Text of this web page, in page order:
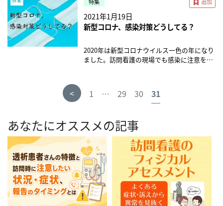
に対し、すべて法人側で費用を負担し、研修
として行っています。。留学といっても長い
期間ではなくて1泊2日から長くて1週間程度
相手もだんだん減ってきます。どうやって後
輩や周りの人たちを支援していくといいの
うな立場の人とディスカッションする、ある
いはこんなやり方があるのかと感じて帰って
が、そういった体験をして帰ってきます。 ち
なみにこれは余談ですが、一番人気の交換留
学先は沖縄です(笑) ―そのほかに、社内で取
り組まれている学習支援はありますか？ 岩
本：学習教育に関しては、社内の専門家によ
るEラーニングを展開しています。こちらが
その内容の例です。 ・精神看護の専門看護師
による「在宅ケアでの精神看護」 ・小児看護
学における博士課程進学者による「在宅ケア
た後の行動に至る部分まで、細かに設計して
います。 これらをグループ全体で活用してい
くことで、他の地域でもホームページから見
ような採用支援を行っています。 若手訪問看
護師の教育制度 岩本： 訪問看護に初めて従
事する看護師がほとんどなので、導入として
護にはどういう価値があるのか について、き
ちんと理解してもらいます。 学習期間として
して、標準的な学習の期間としています。た
だし、私たちは沖縄、福岡、一関など地方に
も拠点があるため、新人が入った時に1か所
に新人を集めて研修をすることは難しいで
す。 そのため、学習はすべて学研メディカル
さんと一緒に開発したEラーニングで標準的
な学習ができる体制を組んでいます。このE
ラーニングですべての理解や実践、心構えが
できるのかというと、そういうではありませ
ことも、介護サービス全体で義務化される予
定です。近年台風や大雪等の被害が増えてい
ますが、新型コロナウイルス感染症も、その
ションの災害時の動きを見直す機会になりそ
うです。また、テレビ電話等を活用しての会
議開催が認められるようになります。 従来の
め、いわゆる「密」になりやすい状況です。
密を避けるためにも、オンライン会議の推進
です。詳しくはこちらのコラムをご覧くださ
い。 関連記事：令和3年介護報酬改定ピック
アップ 【訪問看護ステーション】重度者対応
は拡充、前途多難なリハビリ型 介護施設での
看取りをさらに推進、ACPの取り組み促す 診
療報酬：オンライン化が加速する傾向に 緊急
事態宣言後の2020年4月10日、情報通信機器
を用いた非対面の診療行為、いわゆるオンラ
イン診療について、医師の判断により「初診
す。「見える事例検討会」は医療面に偏りが
ちな医療者の視点に対し、ケアマネジャーな
ど他の職種は社会面や経済面など異なった切
合う関係性に気づくことができます。また、
自分の事業所はこんな思いで訪問看護をして
います、と地域の方々に知ってもらう場にも
いうカフェ運営、地域の見守りネットワーク
「みま〜も」の活動など、幅広く活動してい
護だけでは繋がれないような方と繋がること
もでき、自然とファンが生まれるのです。詳
しくはこちらの取材記事をご覧ください。地
域の強みを活かし合う「見える事例検討会」
とは（野花ヘルスプロモート 冨田昌秀） 住
民同士が支え合える環境づくりも、看護のひ
とつ ビュートゾルフ柏（千葉県柏市）では、
地域住民を巻き込んでコミュニティカフェの
運営をしています。カフェは住民がおしゃべ
を展開しています。 現在は人材紹介会社はで
きるだけ利用せず、ホームページ、各種
SNS、社員紹介制度にて採用活動をされてい
をすることで、採用に結びついているようで
す。 「自社アピールを前面に出しすぎるのは
について語ります。 具体的な採用施策や、ご
自身が入職に至った経緯を伺いました。詳し
種参入 第一の壁：採用（セントケア・ホー
ルディング株式会社 藤原祐子） 採用の時点
で見極めを 精神科特化型の訪問看護ステーシ
ョンみのりでは、組織の中でも自分の役割を
見つけ、主体的に動ける人を採用していま
す。 手厚い福利厚生や、統括部長の小瀬古さ
んの執筆された本の影響もあり、求人への問
い合わせは多いそうです。そのため、電話で
の一次面接、同行訪問、対面面接と、入職前
たのステーションには指針がありますか？ こ
れから起こりうる首都直下型地震などの災害
に、訪問看護ステーションはどう備えていく
ケア防災ラボ」で地域に貢献 都内で展開する
ケアプロ訪問看護ステーションでは、DMAT
域を支えるケアスタッフが災害対策に取り組
むことは、発災後の地域資源を守っていくと
部長の金坂さんは話します。 ホームケア防災
ラボでは、情報発信や勉強会を定期的に開
き、災害時にサービス提供を継続できるステ
ーションを1ヵ所でも増やす取り組みをして
います。詳しくはこちらの取材記事をご覧く
ださい。 災害時対応を変えるためのチャレン
ジ（ケアプロ株式会社 金坂宇将） 「災害時
個別支援計画」で利用者さんにも意識付けを
愛知県にあるテンハート訪問看護ステーショ
2021年1月19日
新型コロナ、感染対策どうしてる？
2020年は新型コロナウイルス一色の年になり
ました。訪問看護の現場でも感染に注意を払
も感染の魔の手が迫っています。 そんな中、
積極的に対策に乗り出している訪問看護ステ
ュアルの作成やテレワークの導入など、さま
ざまな対応をしているステーションを特集で
お届けします。 「濃厚接触者にならない」感
染対策とは 東京都江戸川区を中心に全国に展
開するWyL(ウィル)訪問看護ステーション。
代表の岩本さんは、有志のメンバーと共に
「訪問看護事業者向け対応ガイド」を作成し
ました。 みなさんの訪問看護ステーションで
も、発熱した利用者さんが新型コロナウイル
< 1 … 29 30 31
あなたにオススメの記事